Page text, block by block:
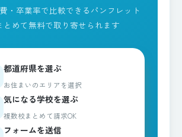
・卒業率で比較できるパンフレット
とめて無料で取り寄せられます
都道府県を選ぶ
お住まいのエリアを選択
気になる学校を選ぶ
複数校まとめて請求OK
フォームを送信